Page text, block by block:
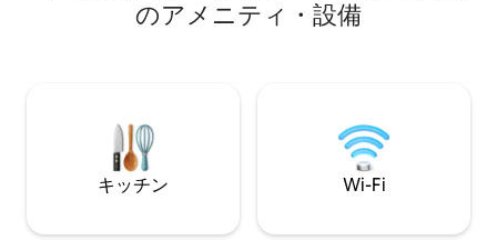
やレジャーに最適です。
を楽しむことができます。
ます。 公園、世界クラスの🔝🥇レストラ
ン、カフェ☕️、散
に囲まれています
のアメニティ・設備
キッチン Wi-Fi